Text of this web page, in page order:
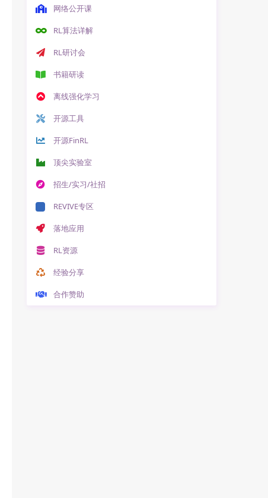
网络公开课
RL算法详解
RL研讨会
书籍研读
离线强化学习
开源工具
开源FinRL
顶尖实验室
招生/实习/社招
REVIVE专区
落地应用
RL资源
经验分享
合作赞助